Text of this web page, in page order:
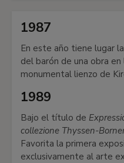
1987
En este año tiene lugar
del barón de una obra
monumental lienzo de
1989
Bajo el título de
collezione Thyssen-
Favorita la primera
exclusivamente al arte